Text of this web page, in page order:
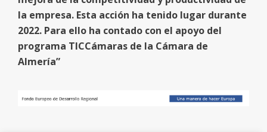
la empresa. Esta acción ha tenido lugar durante
2022. Para ello ha contado con el apoyo del
programa TICCámaras de la Cámara de
Almería”